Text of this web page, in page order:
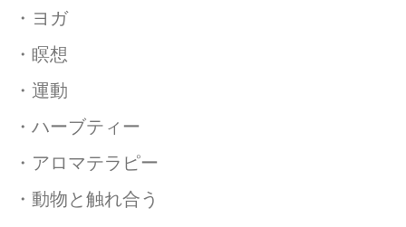
・ヨガ
・瞑想
・運動
・ハーブティー
・アロマテラピー
・動物と触れ合う